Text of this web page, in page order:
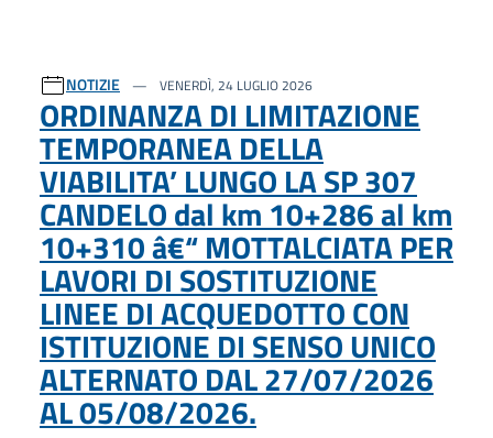
NOTIZIE VENERDÌ, 24 LUGLIO 2026
ORDINANZA DI LIMITAZIONE
TEMPORANEA DELLA
VIABILITA’ LUNGO LA SP 307
CANDELO dal km 10+286 al km
10+310 â€“ MOTTALCIATA PER
LAVORI DI SOSTITUZIONE
LINEE DI ACQUEDOTTO CON
ISTITUZIONE DI SENSO UNICO
ALTERNATO DAL 27/07/2026
AL 05/08/2026.